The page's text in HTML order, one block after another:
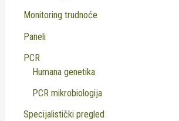
Monitoring trudnoće
Paneli
PCR
Humana genetika
PCR mikrobiologija
Specijalistički pregled